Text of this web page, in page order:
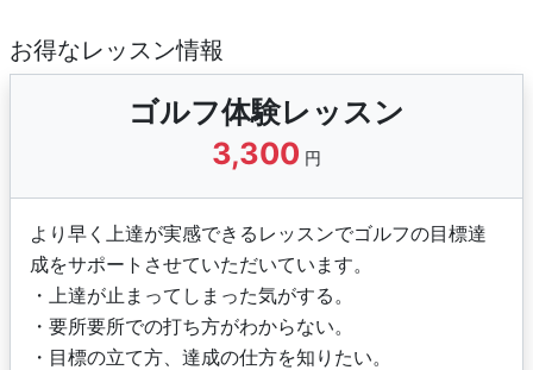
率で修正ポイントの改
善が進みます。現在、
提携コースや施設の増
加に伴いショートコー
合わせて参加いただけ
る屋外レッスンのバリ
エーションも増え、さ
らにスキルの向上が図
れる体制が整っていま
お得なレッスン情報
ゴルフ体験レッスン
3,300 円
より早く上達が実感できるレッスンでゴルフの目標達
成をサポートさせていただいています。
・上達が止まってしまった気がする。
・要所要所での打ち方がわからない。
・目標の立て方、達成の仕方を知りたい。